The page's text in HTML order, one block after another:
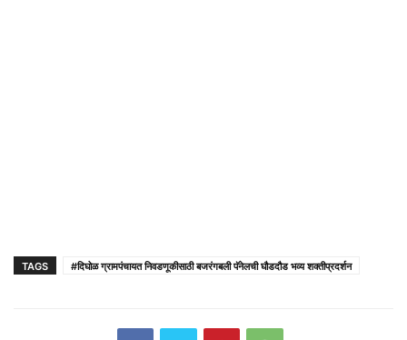
TAGS #दिघोळ ग्रामपंचायत निवडणूकीसाठी बजरंगबली पॅनेलची घौडदौड भव्य शक्तीप्रदर्शन